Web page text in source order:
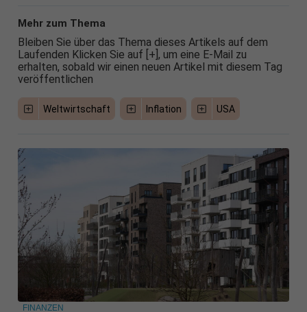
Mehr zum Thema
Bleiben Sie über das Thema dieses Artikels auf dem
Laufenden Klicken Sie auf [+], um eine E-Mail zu
erhalten, sobald wir einen neuen Artikel mit diesem Tag
veröffentlichen
Weltwirtschaft Inflation USA
FINANZEN